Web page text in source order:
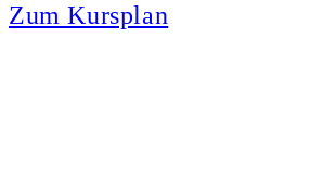
Zum Kursplan